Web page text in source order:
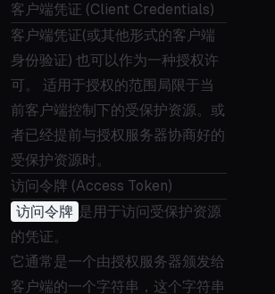
客户端凭证 (Client Credentials)
客户端凭证(或其他形式的客户端
身份验证) 也可以作为一种授权许
可。 适用于授权的范围局限于当
前客户端控制下的受保护资源。或
者已经提前与授权服务器协商好的
受保护资源时。
访问令牌 (Access Token)
访问令牌 是用于访问受保护资源
的凭证。
它通常是一个由授权服务器颁发给
客户端的一个字符串，这个字符串